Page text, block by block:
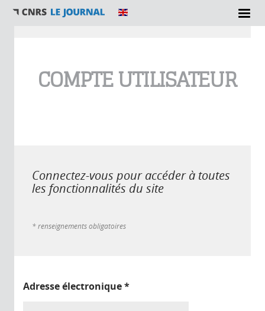
COMPTE UTILISATEUR
Connectez-vous pour accéder à toutes
les fonctionnalités du site
* renseignements obligatoires
Adresse électronique*